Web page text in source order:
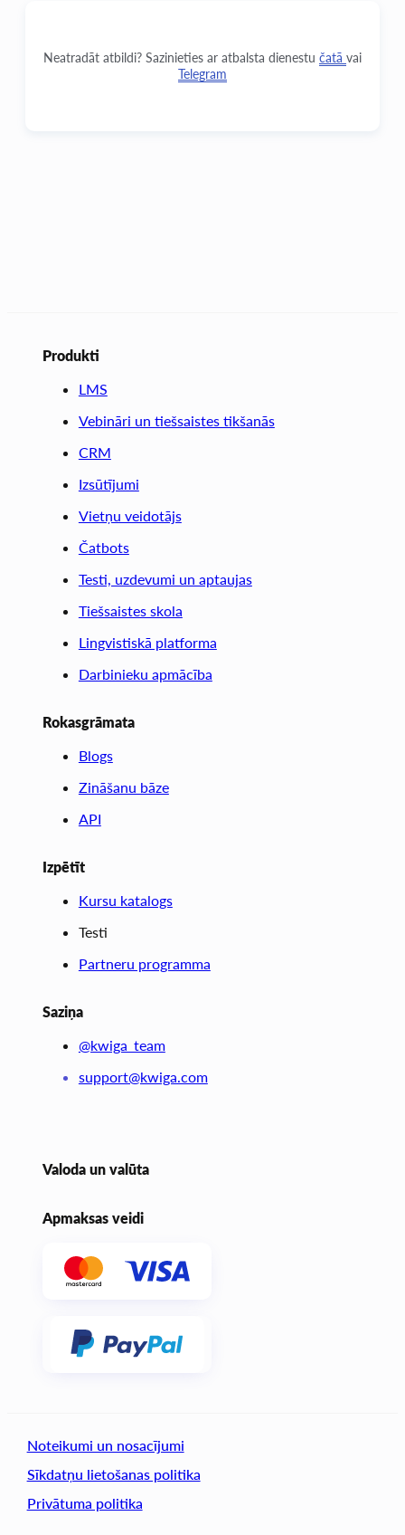
Neatradāt atbildi? Sazinieties ar atbalsta dienestu čatā vai
Telegram
Produkti
LMS
Vebināri un tiešsaistes tikšanās
CRM
Izsūtījumi
Vietņu veidotājs
Čatbots
Testi, uzdevumi un aptaujas
Tiešsaistes skola
Lingvistiskā platforma
Darbinieku apmācība
Rokasgrāmata
Blogs
Zināšanu bāze
API
Izpētīt
Kursu katalogs
Testi
Partneru programma
Saziņa
@kwiga_team
support@kwiga.com
Valoda un valūta
Apmaksas veidi
Noteikumi un nosacījumi
Sīkdatņu lietošanas politika
Privātuma politika